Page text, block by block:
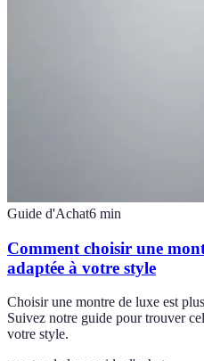
Guide d'Achat6 min
Comment choisir une
adaptée à votre style
Choisir une montre de luxe est
Suivez notre guide pour trouver
votre style.